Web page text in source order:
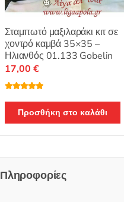
Σταμπωτό μαξιλαράκι κιτ σε
χοντρό καμβά 35×35 –
Ηλιανθός 01.133 Gobelin
θηκε με5.00
από 5
17,00 €
Προσθήκη στο καλάθι
Πληροφορίες